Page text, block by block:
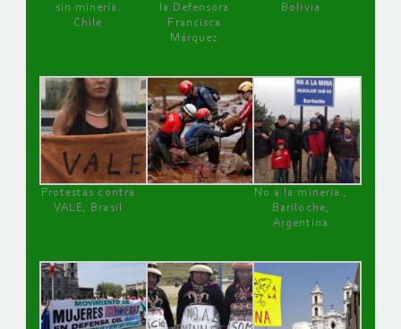
sin minería.
Chile
la Defensora
Francisca
Márquez
Bolivia
Protestas contra
VALE, Brasil
No a la minería ,
Bariloche,
Argentina